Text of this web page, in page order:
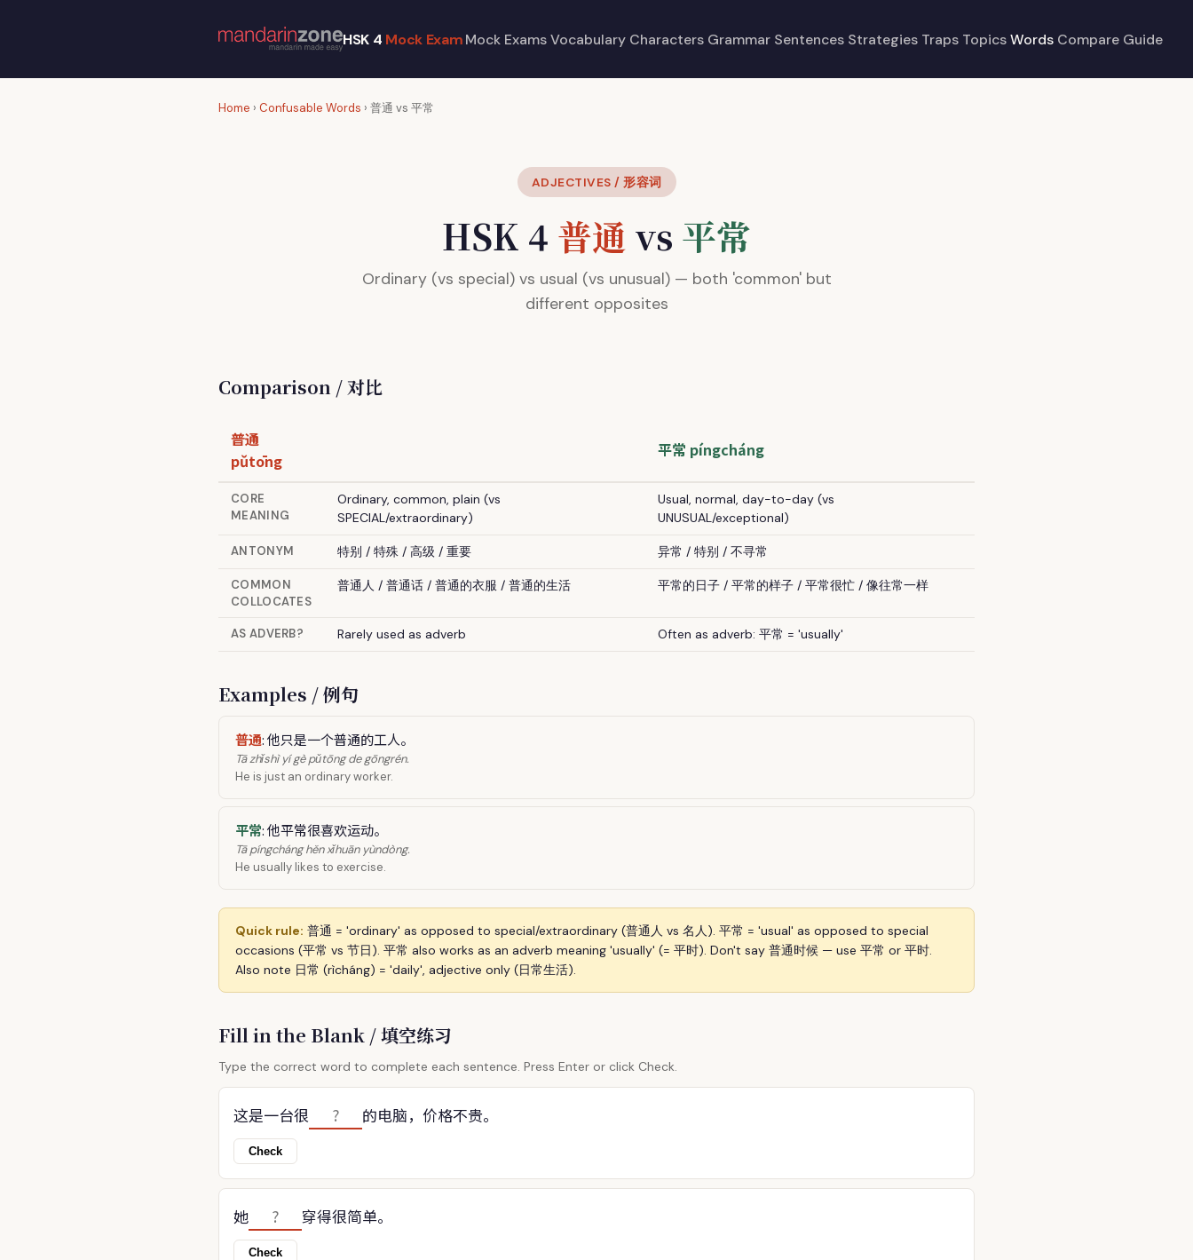
HSK 4 Mock ExamMock Exams Vocabulary Characters Grammar Sentences Strategies Traps Topics Words Compare Guide
Home › Confusable Words › 普通 vs 平常
ADJECTIVES / 形容词
HSK 4 普通vs 平常
Ordinary (vs special) vs usual (vs unusual) — both 'common' but
different opposites
Comparison / 对比
普通
pǔtōng
平常 píngcháng
CORE
MEANING
Ordinary, common, plain (vs
SPECIAL/extraordinary)
Usual, normal, day-to-day (vs
UNUSUAL/exceptional)
ANTONYM 特别 / 特殊 / 高级 / 重要 异常 / 特别 / 不寻常
COMMON
COLLOCATES
普通人 / 普通话 / 普通的衣服 / 普通的生活 平常的日子 / 平常的样子 / 平常很忙 / 像往常一样
AS ADVERB? Rarely used as adverb Often as adverb: 平常 = 'usually'
Examples / 例句
普通: 他只是一个普通的工人。
Tā zhǐshì yí gè pǔtōng de gōngrén.
He is just an ordinary worker.
平常: 他平常很喜欢运动。
Tā píngcháng hěn xǐhuān yùndòng.
He usually likes to exercise.
Quick rule: 普通 = 'ordinary' as opposed to special/extraordinary (普通人 vs 名人). 平常 = 'usual' as opposed to special
occasions (平常 vs 节日). 平常 also works as an adverb meaning 'usually' (= 平时). Don't say 普通时候 — use 平常 or 平时.
Also note 日常 (rìcháng) = 'daily', adjective only (日常生活).
Fill in the Blank / 填空练习
Type the correct word to complete each sentence. Press Enter or click Check.
这是一台很 的电脑，价格不贵。
Check
她 穿得很简单。
Check